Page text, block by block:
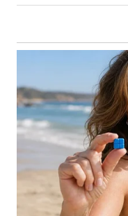
SULSEL
GORONTALO
WN
SULUT
MALUKU